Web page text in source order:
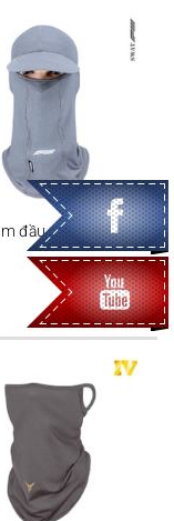
Khăn trùm đầu swat f3 - xám